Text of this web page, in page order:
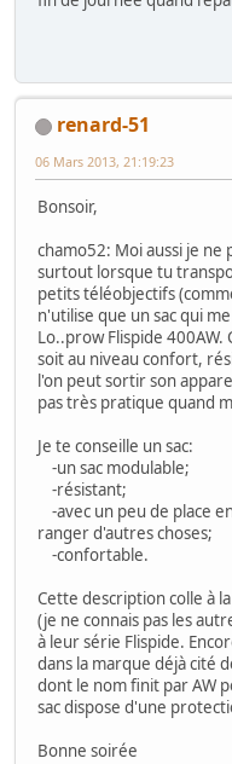
renard-51
06 Mars 2013, 21:19:23
Bonsoir,
chamo52: Moi aussi je ne
surtout lorsque tu
petits téléobjectifs
n'utilise que un sac qui
Lo..prow Flispide 400AW.
soit au niveau confort,
l'on peut sortir son
pas très pratique quand
Je te conseille un sac:
-un sac modulable;
-résistant;
-avec un peu de place
ranger d'autres choses;
-confortable.
Cette description colle à
(je ne connais pas les
à leur série Flispide.
dans la marque déjà cité
dont le nom finit par AW
sac dispose d'une
Bonne soirée